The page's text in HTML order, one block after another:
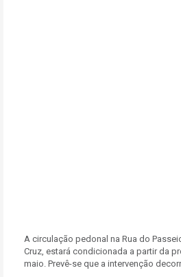
A circulação pedonal na Rua do
Cruz, estará condicionada a partir da
maio. Prevê-se que a intervenção